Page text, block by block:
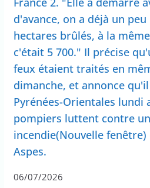
d'avance, on a déjà un peu
hectares brûlés, à la
c'était 5 700." Il précise
feux étaient traités en
dimanche, et annonce
Pyrénées-Orientales lundi
pompiers luttent contre
incendie(Nouvelle fenêtre)
Aspes.
06/07/2026